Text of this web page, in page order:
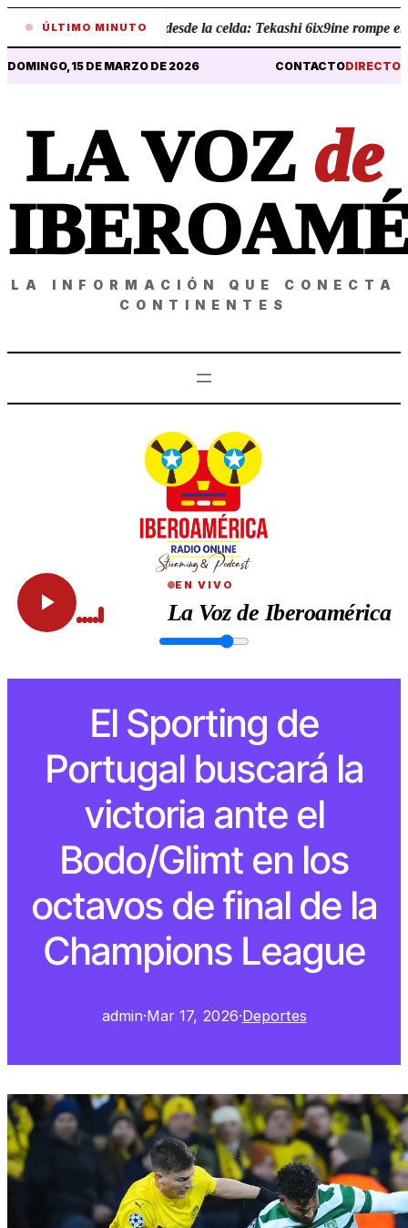
ÚLTIMO MINUTO
• Revelaciones desde la celda: Tekashi 6ix9ine rompe el
DOMINGO, 15 DE MARZO DE 2026 CONTACTODIRECTO
LA VOZ de
LA INFORMACIÓN QUE CONECTA
CONTINENTES
EN VIVO
La Voz de Iberoamérica
El Sporting de
Portugal buscará la
victoria ante el
Bodo/Glimt en los
octavos de final de la
Champions League
admin·Mar 17, 2026·Deportes